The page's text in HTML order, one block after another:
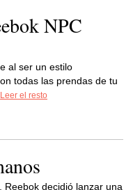
NPC
al ser un estilo
todas las prendas de tu
Leer el resto
Reebok decidió lanzar una